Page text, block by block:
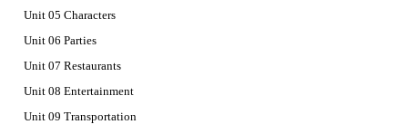
Unit 05 Characters
Unit 06 Parties
Unit 07 Restaurants
Unit 08 Entertainment
Unit 09 Transportation